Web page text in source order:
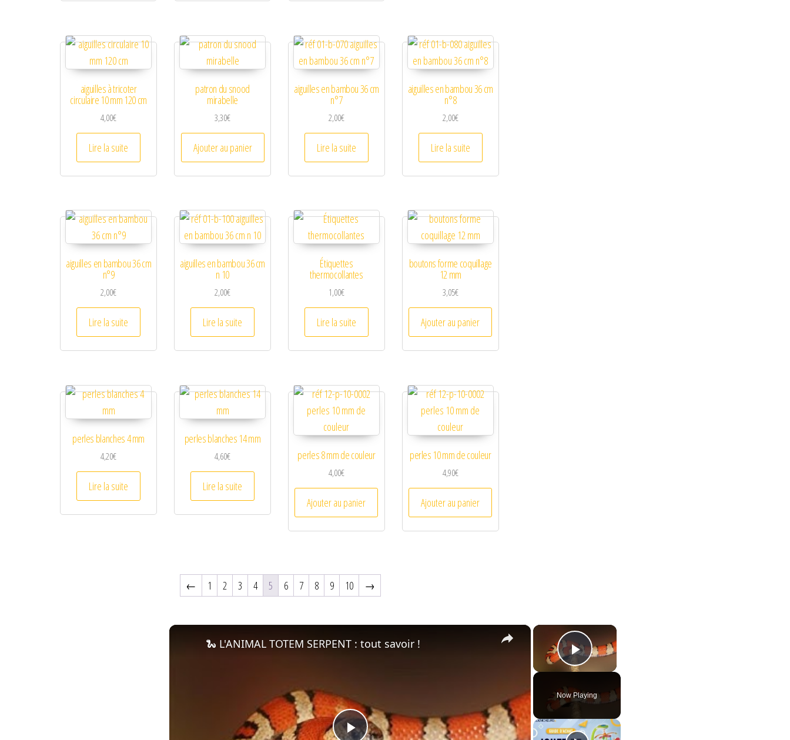
aiguilles à tricoter
circulaire 10 mm 120 cm
4,00€
Lire la suite
patron du snood
mirabelle
3,30€
Ajouter au panier
aiguilles en bambou 36 cm
n°7
2,00€
Lire la suite
aiguilles en bambou 36 cm
n°8
2,00€
Lire la suite
aiguilles en bambou 36 cm
n°9
2,00€
Lire la suite
aiguilles en bambou 36 cm
n 10
2,00€
Lire la suite
Étiquettes
thermocollantes
1,00€
Lire la suite
boutons forme coquillage
12 mm
3,05€
Ajouter au panier
perles blanches 4 mm
4,20€
Lire la suite
perles blanches 14 mm
4,60€
Lire la suite
perles 8 mm de couleur
4,00€
Ajouter au panier
perles 10 mm de couleur
4,90€
Ajouter au panier
← 1 2 3 4 5 6 7 8 9 10 →
×
Play Video
Now Playing
×
🐍 L'ANIMAL TOTEM SERPENT : tout savoir !